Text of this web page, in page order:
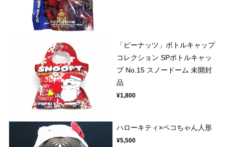
「ピーナッツ」ボトルキャップ
コレクション SPボトルキャッ
プ No.15 スノードーム 未開封
品
¥1,800
ハローキティ×ペコちゃん人形
¥5,500